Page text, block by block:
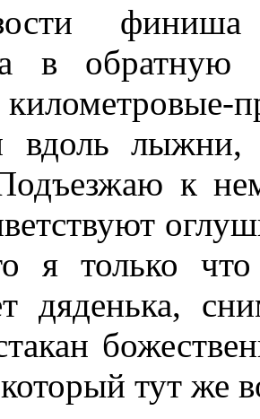
финиша
в
вдоль
к
я только
дяденька,
тут же